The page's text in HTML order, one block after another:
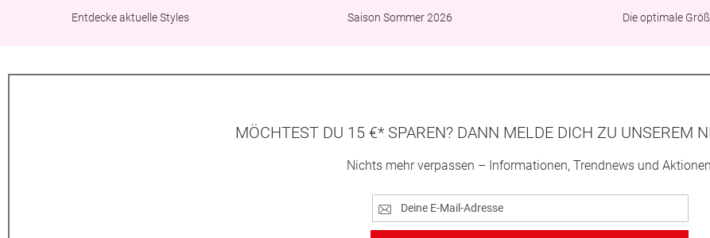
Entdecke aktuelle Styles Saison Sommer 2026 Die optimale
MÖCHTEST DU 15 €* SPAREN? DANN MELDE DICH ZU UNSEREM
Nichts mehr verpassen – Informationen, Trendnews und